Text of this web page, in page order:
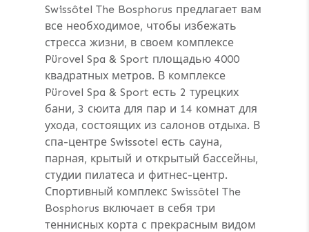
Swissôtel The Bosphorus предлагает вам
все необходимое, чтобы избежать
стресса жизни, в своем комплексе
Pürovel Spa & Sport площадью 4000
квадратных метров. В комплексе
Pürovel Spa & Sport есть 2 турецких
бани, 3 сюита для пар и 14 комнат для
ухода, состоящих из салонов отдыха. В
спа-центре Swissotel есть сауна,
парная, крытый и открытый бассейны,
студии пилатеса и фитнес-центр.
Спортивный комплекс Swissôtel The
Bosphorus включает в себя три
теннисных корта с прекрасным видом